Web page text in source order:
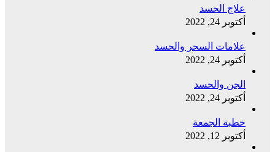
علاج الحسد
أكتوبر 24, 2022
علامات السحر والحسد
أكتوبر 24, 2022
الجن والحسد
أكتوبر 24, 2022
خطبة الجمعة
أكتوبر 12, 2022